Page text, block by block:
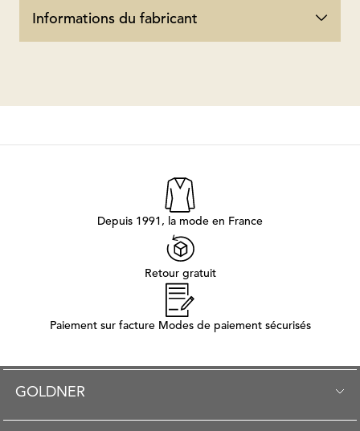
Informations du fabricant
Depuis 1991, la mode en France
Retour gratuit
Paiement sur facture Modes de paiement sécurisés
GOLDNER